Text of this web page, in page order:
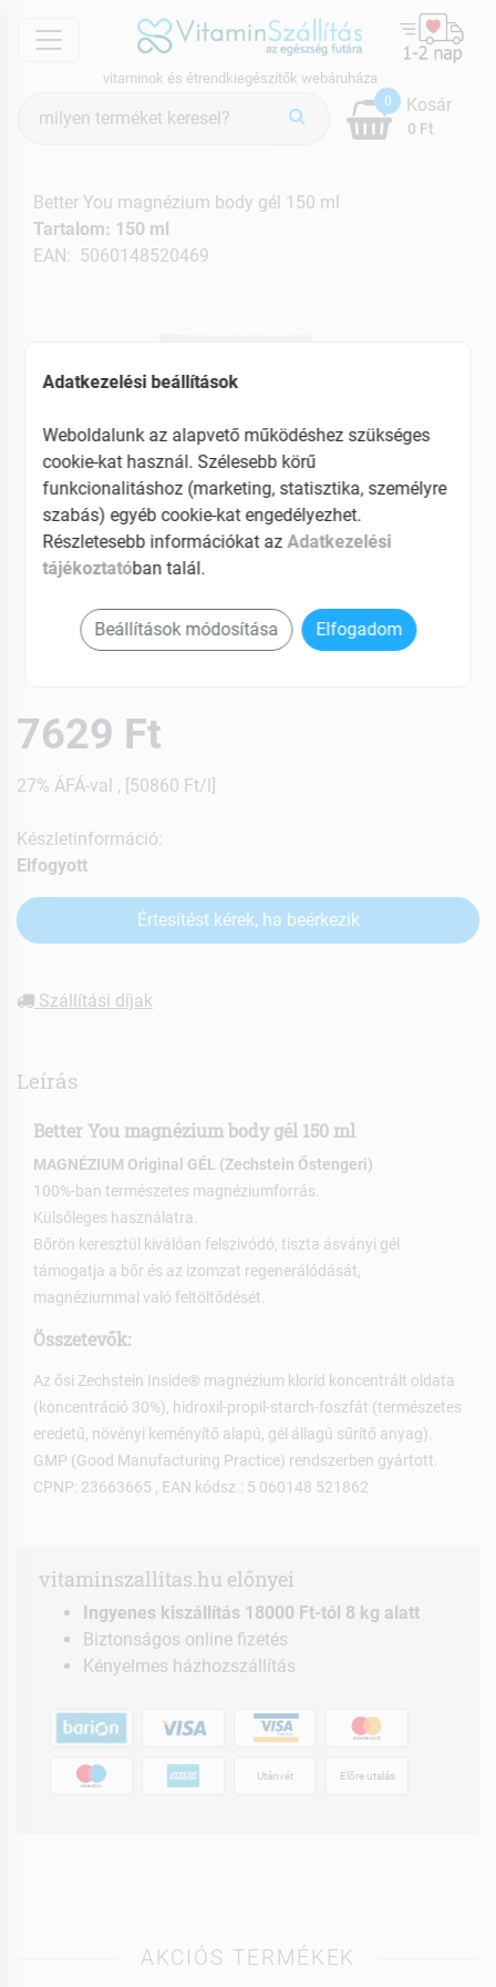
menu
vitaminok és étrendkiegészítők webáruháza
keresés
0
0 Ft
Kosár
Better You magnézium body gél 150 ml
Tartalom: 150 ml
EAN: 5060148520469
7629 Ft
27% ÁFÁ-val , [50860 Ft/l]
Készletinformáció:
Elfogyott
Értesítést kérek, ha beérkezik
Szállítási díjak
Leírás
Better You magnézium body gél 150 ml
MAGNÉZIUM Original GÉL (Zechstein Őstengeri)
100%-ban természetes magnéziumforrás.
Külsőleges használatra.
Bőrön keresztül kiválóan felszívódó, tiszta ásványi gél
támogatja a bőr és az izomzat regenerálódását,
magnéziummal való feltöltődését.
Összetevők:
Az ősi Zechstein Inside® magnézium klorid koncentrált oldata
(koncentráció 30%), hidroxil-propil-starch-foszfát (természetes
eredetű, növényi keményítő alapú, gél állagú sűrítő anyag).
GMP (Good Manufacturing Practice) rendszerben gyártott.
CPNP: 23663665 , EAN kódsz.: 5 060148 521862
vitaminszallitas.hu előnyei
Ingyenes kiszállítás 18000 Ft-tól 8 kg alatt
Biztonságos online fizetés
Kényelmes házhozszállítás
Utánvét Előre utalás
AKCIÓS TERMÉKEK
Adatkezelési beállítások
Weboldalunk az alapvető működéshez szükséges
cookie-kat használ. Szélesebb körű
funkcionalitáshoz (marketing, statisztika, személyre
szabás) egyéb cookie-kat engedélyezhet.
Részletesebb információkat azAdatkezelési
tájékoztatóban talál.
Beállítások módosítása Elfogadom